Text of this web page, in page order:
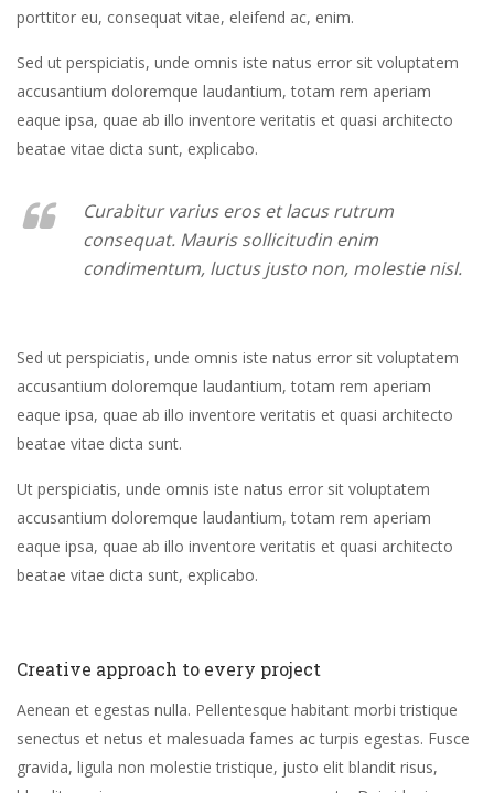
porttitor eu, consequat vitae, eleifend ac, enim.
Sed ut perspiciatis, unde omnis iste natus error sit voluptatem
accusantium doloremque laudantium, totam rem aperiam
eaque ipsa, quae ab illo inventore veritatis et quasi architecto
beatae vitae dicta sunt, explicabo.
Curabitur varius eros et lacus rutrum
consequat. Mauris sollicitudin enim
condimentum, luctus justo non, molestie nisl.
Sed ut perspiciatis, unde omnis iste natus error sit voluptatem
accusantium doloremque laudantium, totam rem aperiam
eaque ipsa, quae ab illo inventore veritatis et quasi architecto
beatae vitae dicta sunt.
Ut perspiciatis, unde omnis iste natus error sit voluptatem
accusantium doloremque laudantium, totam rem aperiam
eaque ipsa, quae ab illo inventore veritatis et quasi architecto
beatae vitae dicta sunt, explicabo.
Creative approach to every project
Aenean et egestas nulla. Pellentesque habitant morbi tristique
senectus et netus et malesuada fames ac turpis egestas. Fusce
gravida, ligula non molestie tristique, justo elit blandit risus,